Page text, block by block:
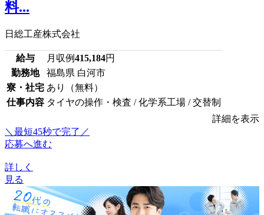
料...
日総工産株式会社
給与 月収例415,184円
勤務地
福島県 白河市
寮・社宅 あり（無料）
仕事内容 タイヤの操作・検査 / 化学系工場 / 交替制
詳細を表示
＼最短45秒で完了／
応募へ進む
詳しく
見る